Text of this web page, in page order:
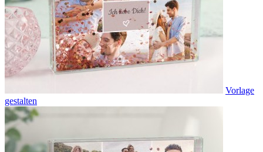
Vorlage
gestalten